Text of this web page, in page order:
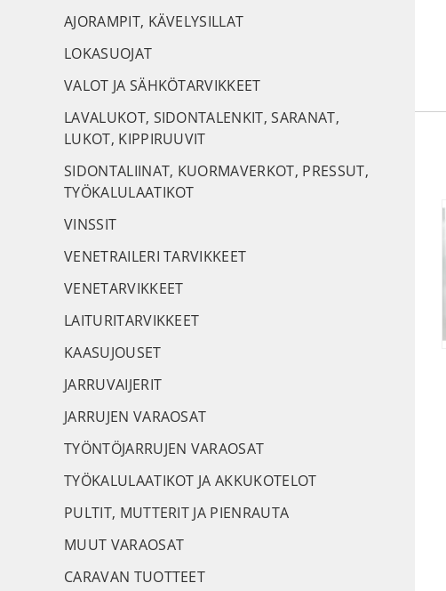
AJORAMPIT, KÄVELYSILLAT
LOKASUOJAT
VALOT JA SÄHKÖTARVIKKEET
LAVALUKOT, SIDONTALENKIT, SARANAT,
LUKOT, KIPPIRUUVIT
SIDONTALIINAT, KUORMAVERKOT, PRESSUT,
TYÖKALULAATIKOT
VINSSIT
VENETRAILERI TARVIKKEET
VENETARVIKKEET
LAITURITARVIKKEET
KAASUJOUSET
JARRUVAIJERIT
JARRUJEN VARAOSAT
TYÖNTÖJARRUJEN VARAOSAT
TYÖKALULAATIKOT JA AKKUKOTELOT
PULTIT, MUTTERIT JA PIENRAUTA
MUUT VARAOSAT
CARAVAN TUOTTEET